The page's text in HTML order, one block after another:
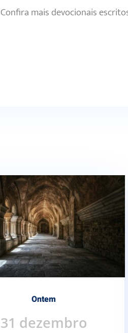
Confira mais devocionais
Ontem
31 dezembro